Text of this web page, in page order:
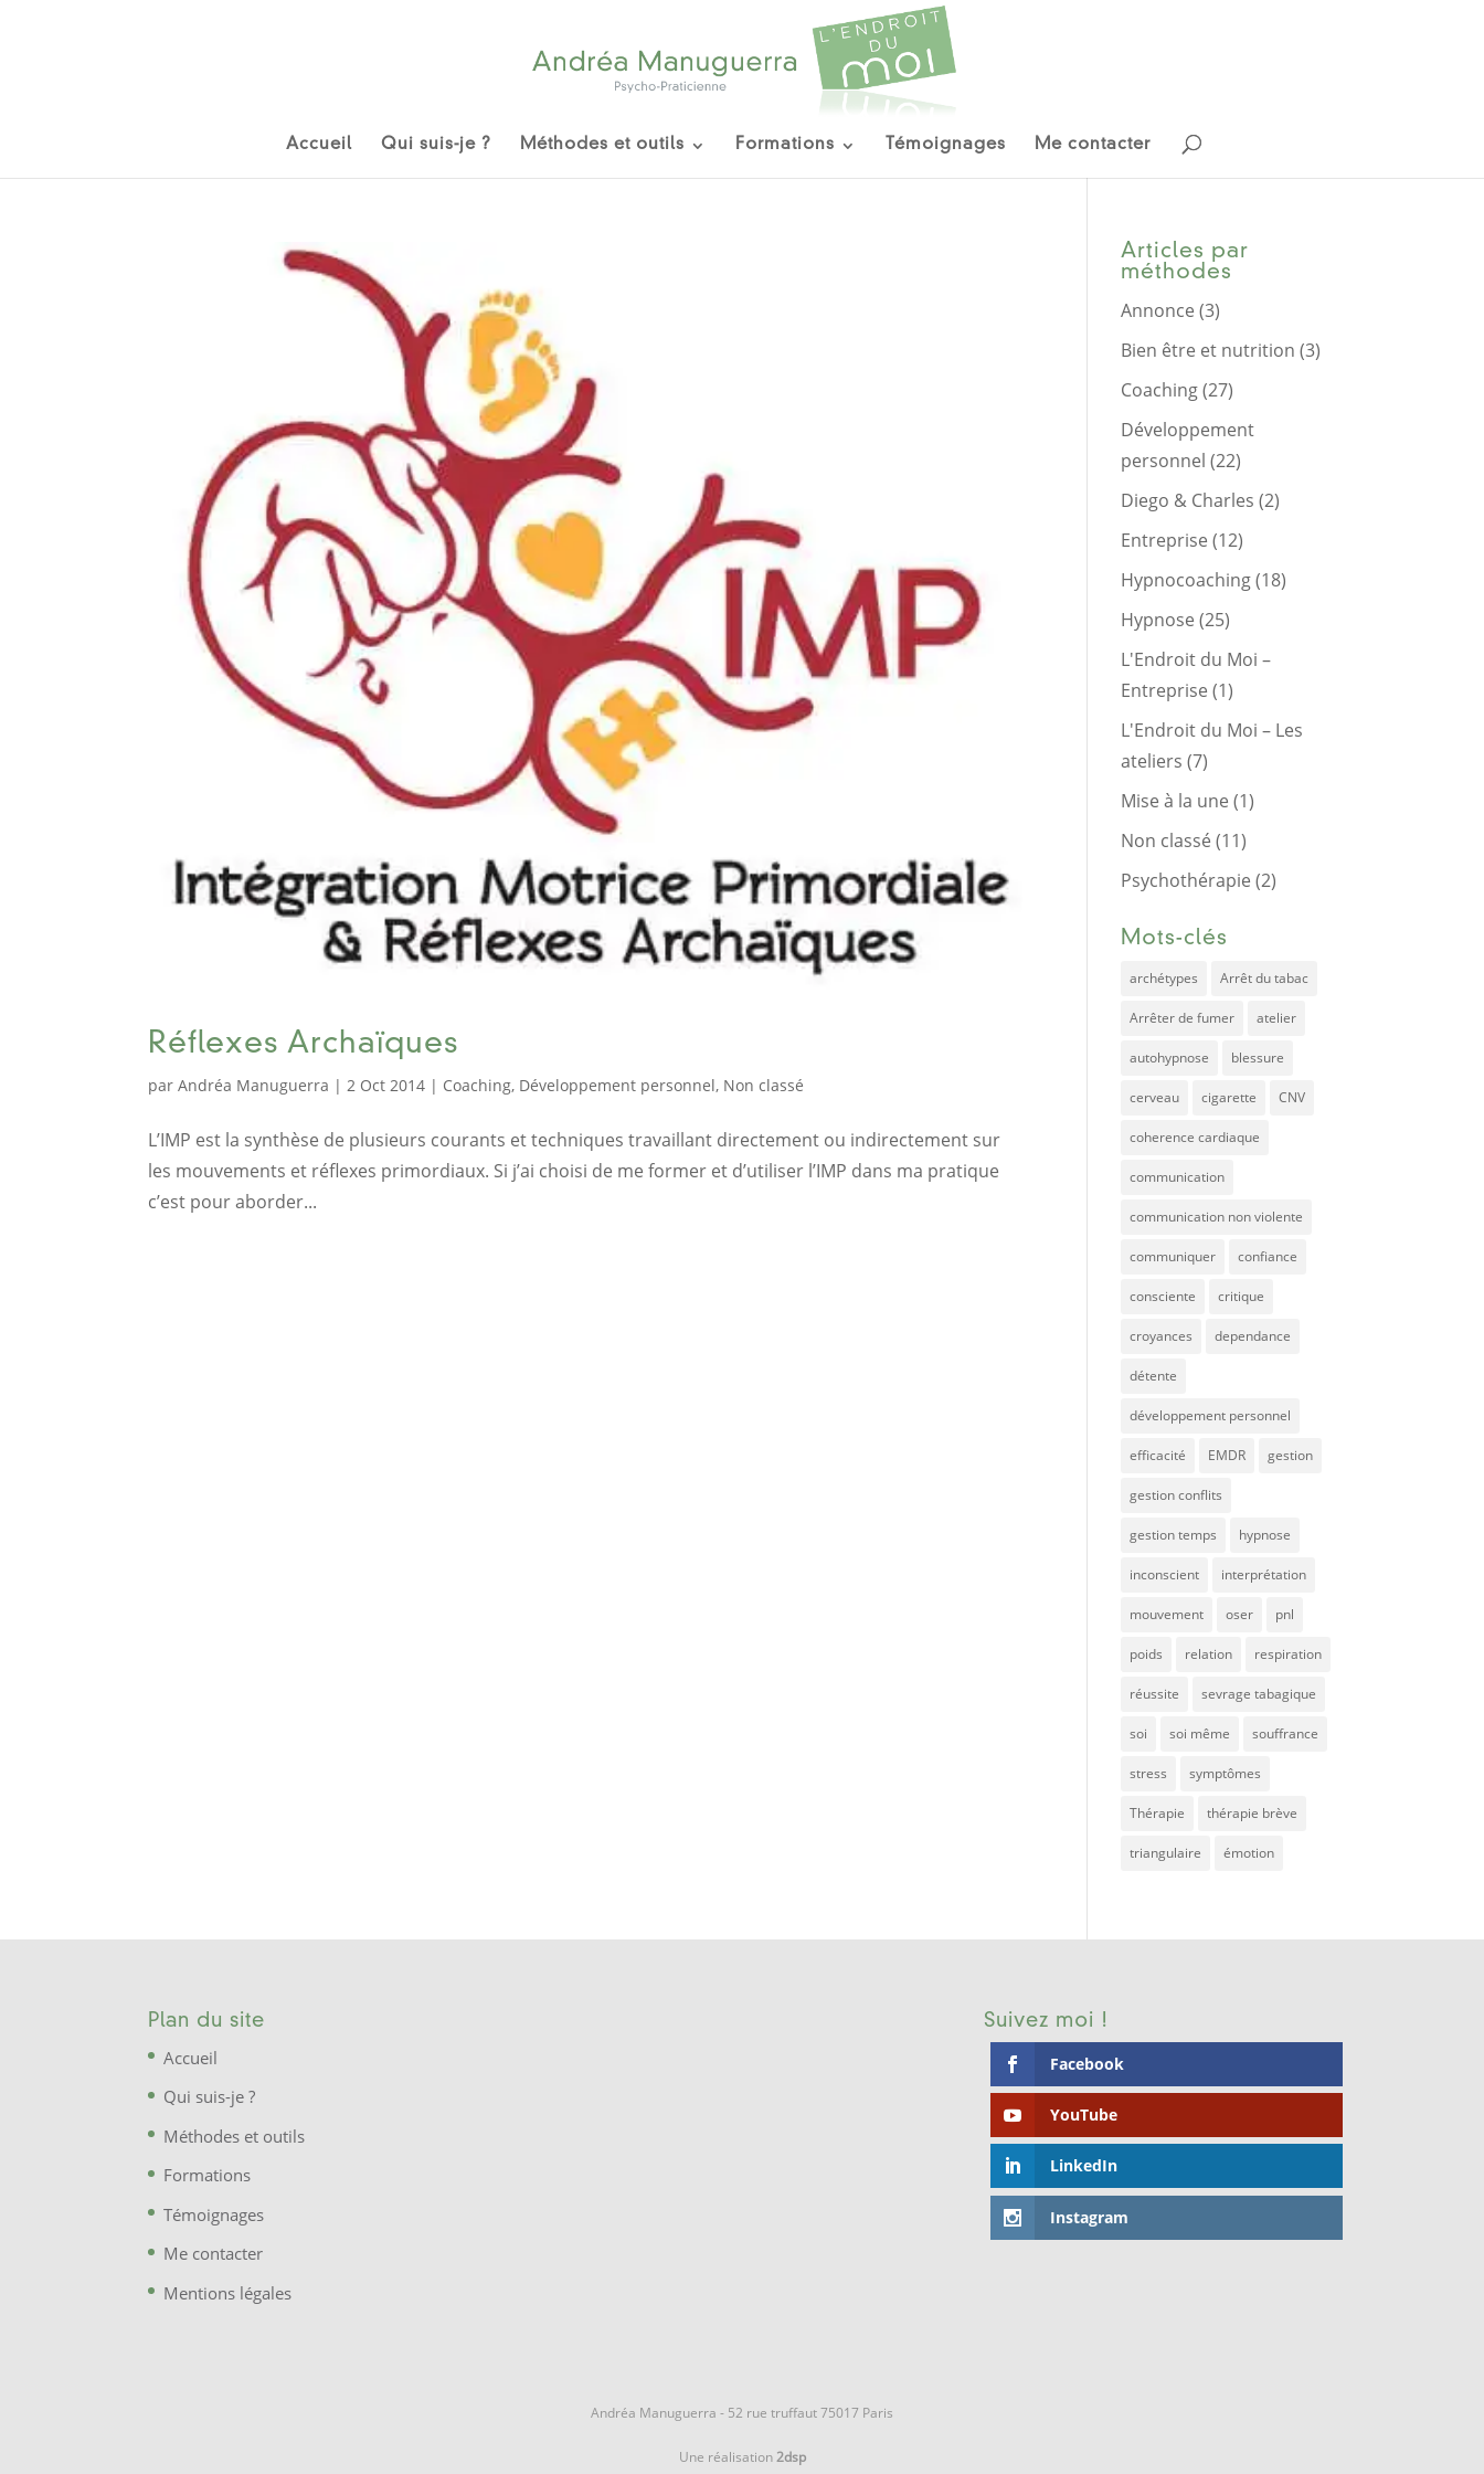
Accueil Qui suis-je ? Méthodes et outils Formations Témoignages Me contacter
Réflexes Archaïques
parAndréa Manuguerra | 2 Oct 2014 | Coaching, Développement personnel, Non classé
L’IMP est la synthèse de plusieurs courants et techniques travaillant directement ou indirectement sur
les mouvements et réflexes primordiaux. Si j’ai choisi de me former et d’utiliser l’IMP dans ma pratique
c’est pour aborder...
Articles par
méthodes
Annonce (3)
Bien être et nutrition (3)
Coaching(27)
Développement
personnel (22)
Diego & Charles (2)
Entreprise (12)
Hypnocoaching(18)
Hypnose (25)
L'Endroit du Moi –
Entreprise (1)
L'Endroit du Moi – Les
ateliers (7)
Mise à la une (1)
Non classé (11)
Psychothérapie (2)
Mots-clés
archétypes Arrêt du tabac
Arrêter de fumer atelier
autohypnose blessure
cerveau cigarette CNV
coherence cardiaque
communication
communication non violente
communiquer confiance
consciente critique
croyances dependance
détente
développement personnel
efficacité EMDR gestion
gestion conflits
gestion temps hypnose
inconscient interprétation
mouvement oser pnl
poids relation respiration
réussite sevrage tabagique
soi soi même souffrance
stress symptômes
Thérapie thérapie brève
triangulaire émotion
Plan du site
Accueil
Qui suis-je ?
Méthodes et outils
Formations
Témoignages
Me contacter
Mentions légales
Suivez moi !
Facebook
YouTube
LinkedIn
Instagram
Andréa Manuguerra - 52 rue truffaut 75017 Paris
Une réalisation2dsp